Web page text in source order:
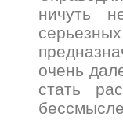
ничуть
очень
стать